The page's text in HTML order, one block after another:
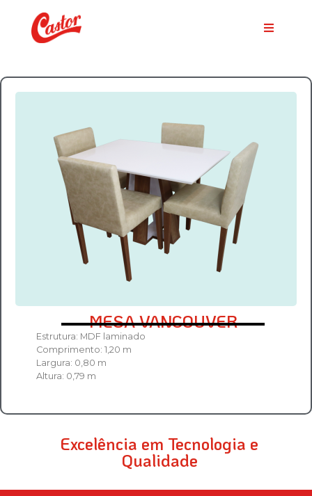
MESA VANCOUVER
Estrutura: MDF laminado
Comprimento: 1,20 m
Largura: 0,80 m
Altura: 0,79 m
Excelência em Tecnologia e
Qualidade